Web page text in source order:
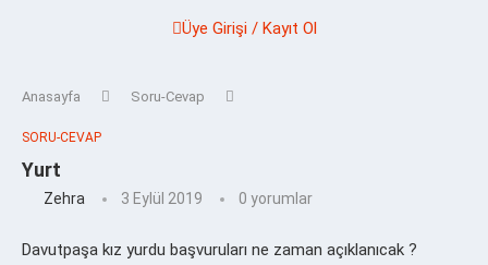
Üye Girişi / Kayıt Ol
Anasayfa Soru-Cevap
SORU-CEVAP
Yurt
Zehra 3 Eylül 2019 0 yorumlar
Davutpaşa kız yurdu başvuruları ne zaman açıklanıcak ?